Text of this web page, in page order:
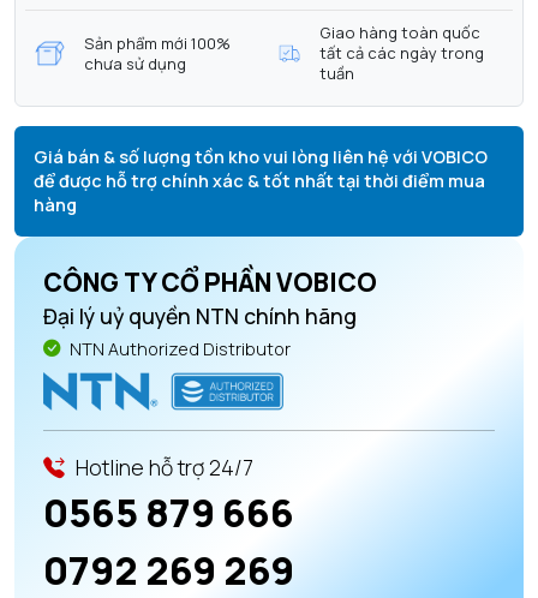
Sản phẩm mới 100%
chưa sử dụng
Giao hàng toàn quốc
tất cả các ngày trong
tuần
Giá bán & số lượng tồn kho vui lòng liên hệ với VOBICO
để được hỗ trợ chính xác & tốt nhất tại thời điểm mua
hàng
CÔNG TY CỔ PHẦN VOBICO
Đại lý uỷ quyền NTN chính hãng
NTN Authorized Distributor
Hotline hỗ trợ 24/7
0565 879 666
0792 269 269